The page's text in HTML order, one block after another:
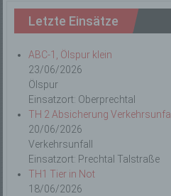
Letzte Einsätze
ABC-1, Ölspur klein
23/06/2026
Ölspur
Einsatzort: Oberprechtal
TH 2 Absicherung Verkehrsunfall
20/06/2026
Verkehrsunfall
Einsatzort: Prechtal Talstraße
TH1 Tier in Not
18/06/2026